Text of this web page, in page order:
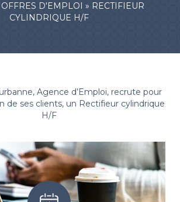
OFFRES D'EMPLOI » RECTIFIEUR
CYLINDRIQUE H/F
Agence d’Emploi, recrute pour
de ses clients, un Rectifieur cylindrique
H/F